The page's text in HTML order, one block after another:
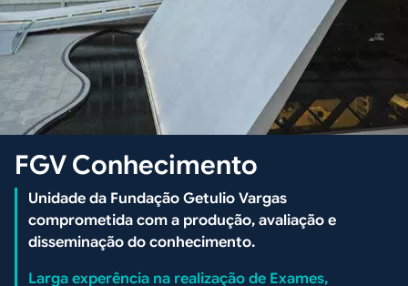
FGV Conhecimento
Unidade da Fundação Getulio Vargas
comprometida com a produção, avaliação e
disseminação do conhecimento.
Larga experência na realização de Exames,